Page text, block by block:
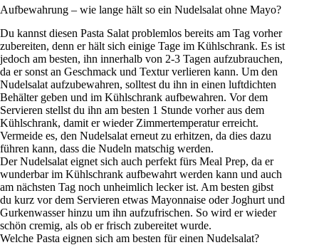
Aufbewahrung – wie lange hält so ein Nudelsalat ohne Mayo?
Du kannst diesen Pasta Salat problemlos bereits am Tag vorher
zubereiten, denn er hält sich einige Tage im Kühlschrank. Es ist
jedoch am besten, ihn innerhalb von 2-3 Tagen aufzubrauchen,
da er sonst an Geschmack und Textur verlieren kann. Um den
Nudelsalat aufzubewahren, solltest du ihn in einen luftdichten
Behälter geben und im Kühlschrank aufbewahren. Vor dem
Servieren stellst du ihn am besten 1 Stunde vorher aus dem
Kühlschrank, damit er wieder Zimmertemperatur erreicht.
Vermeide es, den Nudelsalat erneut zu erhitzen, da dies dazu
führen kann, dass die Nudeln matschig werden.
Der Nudelsalat eignet sich auch perfekt fürs Meal Prep, da er
wunderbar im Kühlschrank aufbewahrt werden kann und auch
am nächsten Tag noch unheimlich lecker ist. Am besten gibst
du kurz vor dem Servieren etwas Mayonnaise oder Joghurt und
Gurkenwasser hinzu um ihn aufzufrischen. So wird er wieder
schön cremig, als ob er frisch zubereitet wurde.
Welche Pasta eignen sich am besten für einen Nudelsalat?